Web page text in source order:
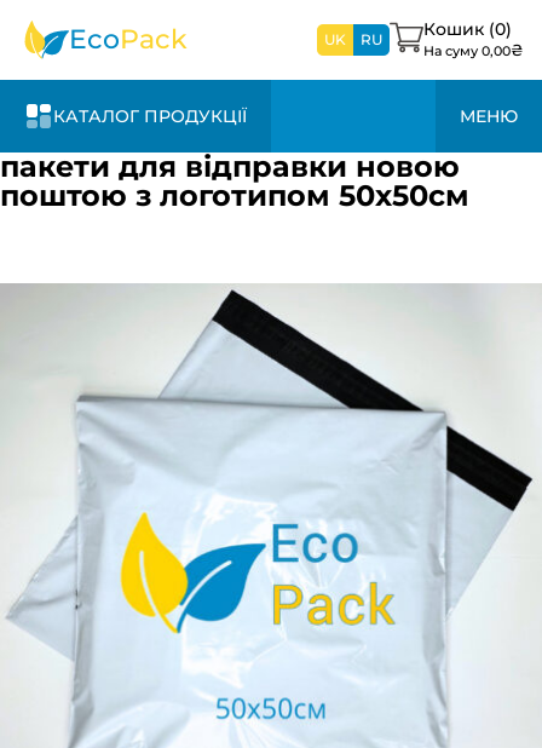
часом
EcoPack UK RU Кошик (0)
На суму 0,00₴
КАТАЛОГ ПРОДУКЦІЇ МЕНЮ
пакети для відправки новою
поштою з логотипом 50х50см